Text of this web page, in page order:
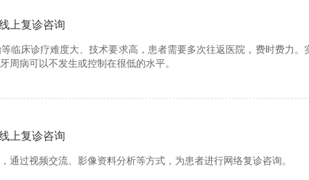
上复诊咨询
临床诊疗难度大、技术要求高，患者需要多次往返医院，费时费力。
周病可以不发生或控制在很低的水平。
上复诊咨询
过视频交流、影像资料分析等方式，为患者进行网络复诊咨询。